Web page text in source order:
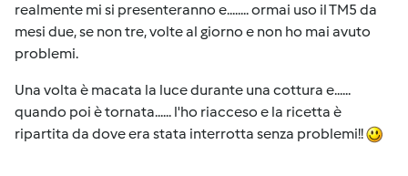
realmente mi si presenteranno e........ ormai uso il TM5 da
mesi due, se non tre, volte al giorno e non ho mai avuto
problemi.
Una volta è macata la luce durante una cottura e......
quando poi è tornata...... l'ho riacceso e la ricetta è
ripartita da dove era stata interrotta senza problemi!!